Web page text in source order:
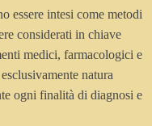
essere intesi come metodi
considerati in chiave
medici, farmacologici e
natura
ogni finalità di diagnosi e